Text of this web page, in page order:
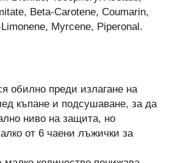
Beta-Carotene, Coumarin,
Myrcene, Piperonal.
обилно преди излагане на
къпане и подсушаване, за да
ниво на защита, но
от 6 чаени лъжички за